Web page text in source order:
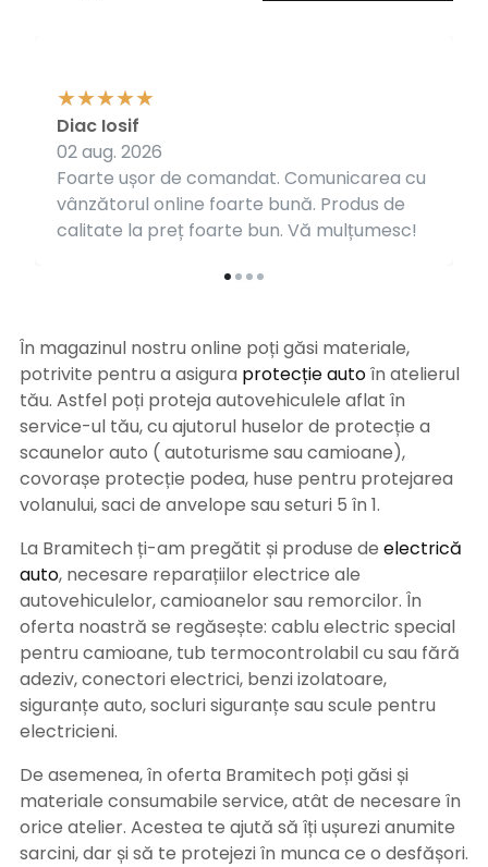
Foarte ușor de comandat. Comunicarea cu
vânzătorul online foarte bună. Produs de
calitate la preț foarte bun. Vă mulțumesc!
Diac Iosif
02 aug. 2026
În magazinul nostru online poți găsi materiale,
potrivite pentru a asigura protecție autoîn atelierul
tău. Astfel poți proteja autovehiculele aflat în
service-ul tău, cu ajutorul huselor de protecție a
scaunelor auto ( autoturisme sau camioane),
covorașe protecție podea, huse pentru protejarea
volanului, saci de anvelope sau seturi 5 în 1.
La Bramitech ți-am pregătit și produse de electrică
auto, necesare reparațiilor electrice ale
autovehiculelor, camioanelor sau remorcilor. În
oferta noastră se regăsește: cablu electric special
pentru camioane, tub termocontrolabil cu sau fără
adeziv, conectori electrici, benzi izolatoare,
siguranțe auto, socluri siguranțe sau scule pentru
electricieni.
De asemenea, în oferta Bramitech poți găsi și
materiale consumabile service, atât de necesare în
orice atelier. Acestea te ajută să îți ușurezi anumite
sarcini, dar și să te protejezi în munca ce o desfășori.